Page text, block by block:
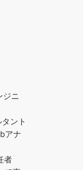
ジニ
ント
アナ
者